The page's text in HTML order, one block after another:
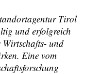
Tirol
und erfolgreich
Wirtschafts- und
Eine vom